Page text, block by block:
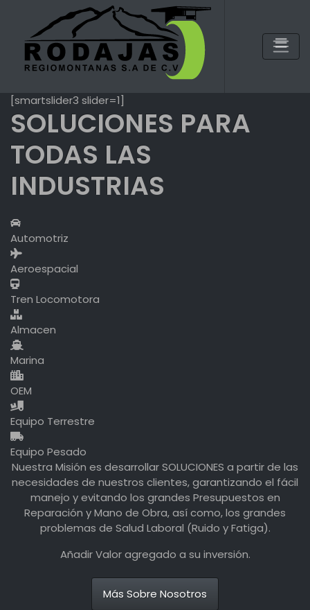
content
[smartslider3 slider=1]
SOLUCIONES PARA
TODAS LAS
INDUSTRIAS
Automotriz
Aeroespacial
Tren Locomotora
Almacen
Marina
OEM
Equipo Terrestre
Equipo Pesado
Nuestra Misión es desarrollar SOLUCIONES a partir de las
necesidades de nuestros clientes, garantizando el fácil
manejo y evitando los grandes Presupuestos en
Reparación y Mano de Obra, así como, los grandes
problemas de Salud Laboral (Ruido y Fatiga).
Añadir Valor agregado a su inversión.
Más Sobre Nosotros